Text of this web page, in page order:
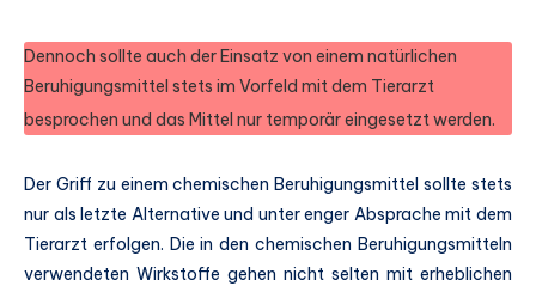
Dennoch sollte auch der Einsatz von einem natürlichen
Beruhigungsmittel stets im Vorfeld mit dem Tierarzt
besprochen und das Mittel nur temporär eingesetzt werden.
Der Griff zu einem chemischen Beruhigungsmittel sollte stets
nur als letzte Alternative und unter enger Absprache mit dem
Tierarzt erfolgen. Die in den chemischen Beruhigungsmitteln
verwendeten Wirkstoffe gehen nicht selten mit erheblichen